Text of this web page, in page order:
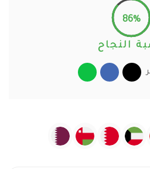
86%
النجاح